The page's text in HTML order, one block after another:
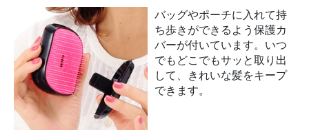
バッグやポーチに入れて持
ち歩きができるよう保護カ
バーが付いています。いつ
でもどこでもサッと取り出
して、きれいな髪をキープ
できます。